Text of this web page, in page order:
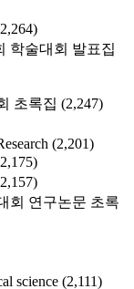
학술대회 발표집
초록집 (2,247)
(2,201)
회 연구논문 초록
science (2,111)